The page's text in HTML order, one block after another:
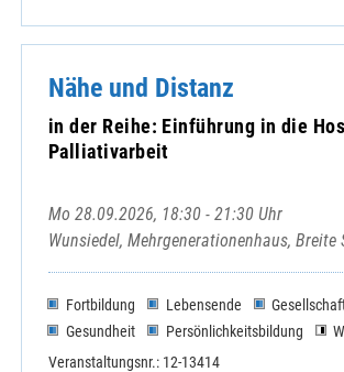
Nähe und Distanz
in der Reihe: Einführung in die
Palliativarbeit
Mo 28.09.2026, 18:30 - 21:30 Uhr
Wunsiedel, Mehrgenerationenhaus, Breite
Fortbildung Lebensende
Gesundheit
Persönlichkeitsbildung
Veranstaltungsnr.: 12-13414